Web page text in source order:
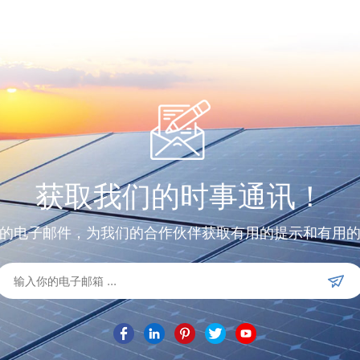
获取我们的时事通讯！
电子邮件，为我们的合作伙伴获取有用的提示和有用